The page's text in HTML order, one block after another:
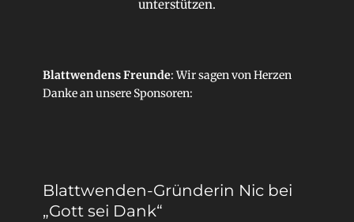
unterstützen.
Blattwendens Freunde: Wir sagen von Herzen
Danke an unsere Sponsoren:
Blattwenden-Gründerin Nic bei
„Gott sei Dank“